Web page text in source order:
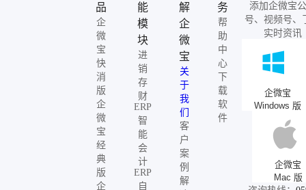
品
企
微
宝
快
消
版
企
微
宝
经
典
版
企
能
模
块
进
销
存
财
ERP
智
能
会
计
ERP
自
解
企
微
宝
关
于
我
们
客
户
案
例
解
务
帮
助
中
心
下
载
软
件
添加企微宝
号、视频号、
实时资讯
企微宝
Windows 版
企微宝
Mac 版